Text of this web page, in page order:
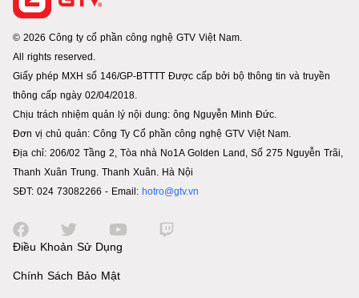
© 2026 Công ty cổ phần công nghệ GTV Việt Nam.
All rights reserved.
Giấy phép MXH số 146/GP-BTTTT Được cấp bởi bộ thông tin và truyền
thông cấp ngày 02/04/2018.
Chịu trách nhiệm quản lý nội dung: ông Nguyễn Minh Đức.
Đơn vị chủ quản: Công Ty Cổ phần công nghệ GTV Việt Nam.
Địa chỉ: 206/02 Tầng 2, Tòa nhà No1A Golden Land, Số 275 Nguyễn Trãi,
Thanh Xuân Trung. Thanh Xuân. Hà Nội
SĐT: 024 73082266 - Email: hotro@gtv.vn
Điều Khoản Sử Dụng
Chính Sách Bảo Mật